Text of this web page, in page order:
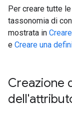
Per creare tutte
tassonomia di
mostrata in
e Creare una
Creazione